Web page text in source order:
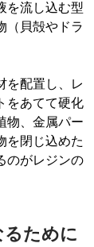
を流し込む型
（貝殻やドラ
を配置し、レ
をあてて硬化
物、金属パー
を閉じ込めた
のがレジンの
るために